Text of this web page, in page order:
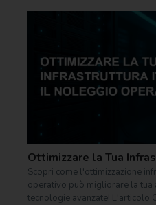
Scopri come l'ottimizzazione
operativo può migliorare la
tecnologie avanzate! L'articolo